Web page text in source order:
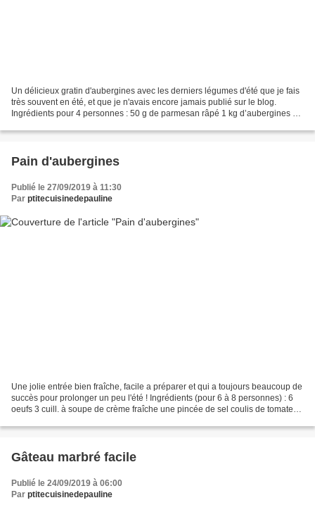
Un délicieux gratin d'aubergines avec les derniers légumes d'été que je fais
très souvent en été, et que je n'avais encore jamais publié sur le blog.
Ingrédients pour 4 personnes : 50 g de parmesan râpé 1 kg d’aubergines 4
Pain d'aubergines
Publié le 27/09/2019 à 11:30
Par ptitecuisinedepauline
Une jolie entrée bien fraîche, facile a préparer et qui a toujours beaucoup de
succès pour prolonger un peu l'été ! Ingrédients (pour 6 à 8 personnes) : 6
oeufs 3 cuill. à soupe de crème fraîche une pincée de sel coulis de tomates
Gâteau marbré facile
Publié le 24/09/2019 à 06:00
Par ptitecuisinedepauline